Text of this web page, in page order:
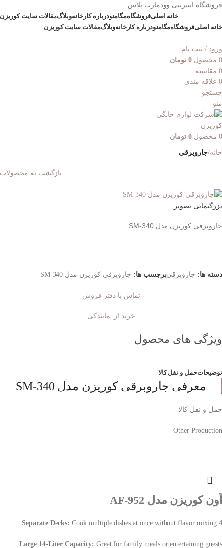
فروشگاه اینترنتی وودمارت پلاس
خانه اصلیفروشگاهمگامنودرباره کارخانهوبلاگمقالات سایت کوریزن
خانه اصلیفروشگاهمگامنودرباره کارخانهوبلاگمقالات سایت کوریزن
ورود / ثبت نام
0 محصول 0 تومان
0 مقایسه
0 علاقه مندی
جستجو
منو
0 محصول 0 تومان
خانه جاروبرقی
بازگشت به محصولات
بزرگنمایی تصویر
جاروبرقی کوریزن مدل SM-340
دسته ها: جاروبرقیبرچسب ها: جاروبرقی کوریزن مدل SM-340
تماس با دفتر فروش
خرید از نمایندگی
ویژگی های محصول
توضیحاتحمل و نقل کالا
معرفی جاروبرقی کوریزن مدل SM-340
حمل و نقل کالا
Other Production
آون کوریزن مدل AF-952
4 Separate Decks:
Cook multiple dishes at once without flavor mixing
Large 14-Liter Capacity: Great for family meals or entertaining guests